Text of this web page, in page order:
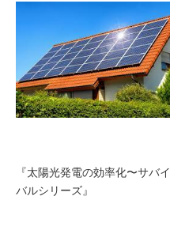
『太陽光発電の効率化〜サバイ
バルシリーズ』